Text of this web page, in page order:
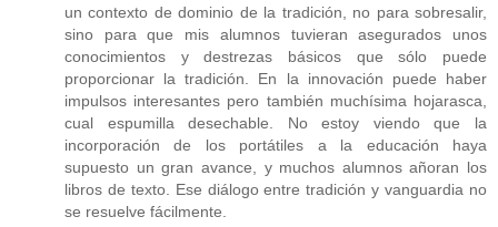
un contexto de dominio de la tradición, no para sobresalir,
sino para que mis alumnos tuvieran asegurados unos
conocimientos y destrezas básicos que sólo puede
proporcionar la tradición. En la innovación puede haber
impulsos interesantes pero también muchísima hojarasca,
cual espumilla desechable. No estoy viendo que la
incorporación de los portátiles a la educación haya
supuesto un gran avance, y muchos alumnos añoran los
libros de texto. Ese diálogo entre tradición y vanguardia no
se resuelve fácilmente.